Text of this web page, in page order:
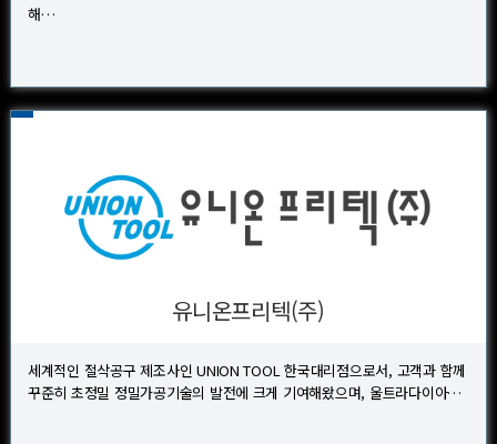
해…
유니온프리텍(주)
세계적인 절삭공구 제조사인 UNION TOOL 한국대리점으로서, 고객과 함께
꾸준히 초정밀 정밀가공기술의 발전에 크게 기여해왔으며, 울트라다이아…